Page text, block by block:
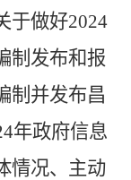
于做好2024
制发布和报
制并发布昌
年政府信息
情况、主动